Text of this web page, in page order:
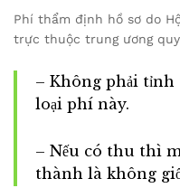
Phí thẩm định hồ sơ do
trực thuộc trung ương
– Không phải
loại phí này.
– Nếu có thu thì
thành là không